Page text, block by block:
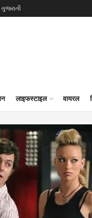
ગુજરાતી
लाइफस्टाइल वायरल